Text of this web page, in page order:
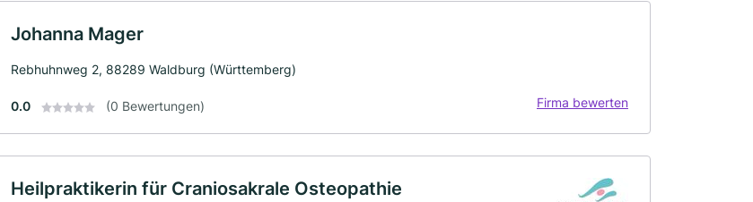
Johanna Mager
Rebhuhnweg 2, 88289 Waldburg (Württemberg)
0.0 (0 Bewertungen) Firma bewerten
Heilpraktikerin für Craniosakrale Osteopathie